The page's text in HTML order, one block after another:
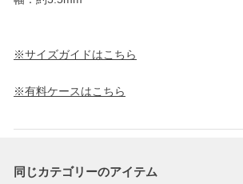
※サイズガイドはこちら
※有料ケースはこちら
同じカテゴリーのアイテム